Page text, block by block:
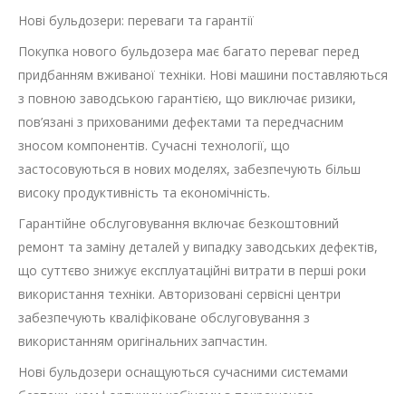
Нові бульдозери: переваги та гарантії
Покупка нового бульдозера має багато переваг перед
придбанням вживаної техніки. Нові машини поставляються
з повною заводською гарантією, що виключає ризики,
пов’язані з прихованими дефектами та передчасним
зносом компонентів. Сучасні технології, що
застосовуються в нових моделях, забезпечують більш
високу продуктивність та економічність.
Гарантійне обслуговування включає безкоштовний
ремонт та заміну деталей у випадку заводських дефектів,
що суттєво знижує експлуатаційні витрати в перші роки
використання техніки. Авторизовані сервісні центри
забезпечують кваліфіковане обслуговування з
використанням оригінальних запчастин.
Нові бульдозери оснащуються сучасними системами